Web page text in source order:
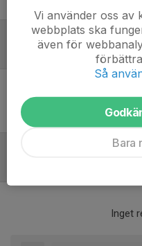
Laguppställning
Ingen
Inget
Vi använder oss av
webbplats ska
även för
Så
Bara